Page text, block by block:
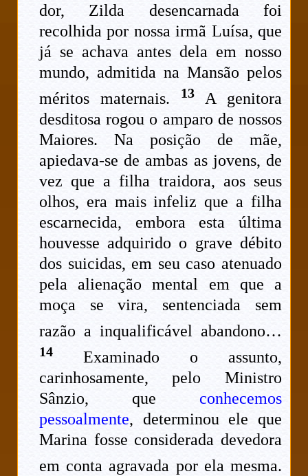
dor, Zilda desencarnada foi
recolhida por nossa irmã Luísa, que
já se achava antes dela em nosso
mundo, admitida na Mansão pelos
méritos maternais.
13A genitora
desditosa rogou o amparo de nossos
Maiores. Na posição de mãe,
apiedava-se de ambas as jovens, de
vez que a filha traidora, aos seus
olhos, era mais infeliz que a filha
escarnecida, embora esta última
houvesse adquirido o grave débito
dos suicidas, em seu caso atenuado
pela alienação mental em que a
moça se vira, sentenciada sem
razão a inqualificável abandono…
14 Examinado o assunto,
carinhosamente, pelo Ministro
Sânzio, que conhecemos
pessoalmente, determinou ele que
Marina fosse considerada devedora
em conta agravada por ela mesma.